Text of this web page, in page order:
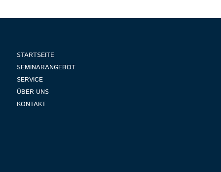
STARTSEITE
SEMINARANGEBOT
SERVICE
ÜBER UNS
KONTAKT